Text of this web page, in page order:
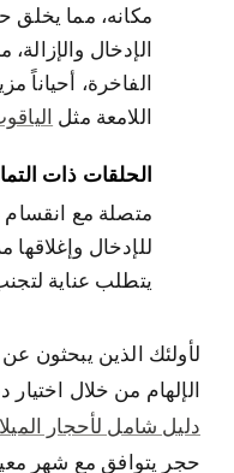
مكانه، مما يخلق
الإدخال
الفاخرة، أحياناً
اللامعة مثل
الحلقات ذات
متصلة مع انقسام
للإدخال
يتطلب عناية
لأولئك الذين يبحثون
الإلهام من خلال
دليل شامل لأحجار الميلاد
حجر يتوافق مع شهر